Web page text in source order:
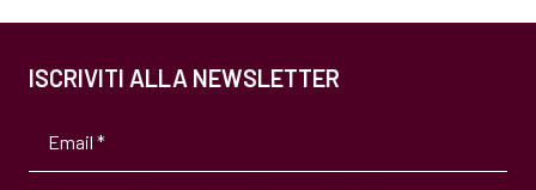
ISCRIVITI ALLA NEWSLETTER